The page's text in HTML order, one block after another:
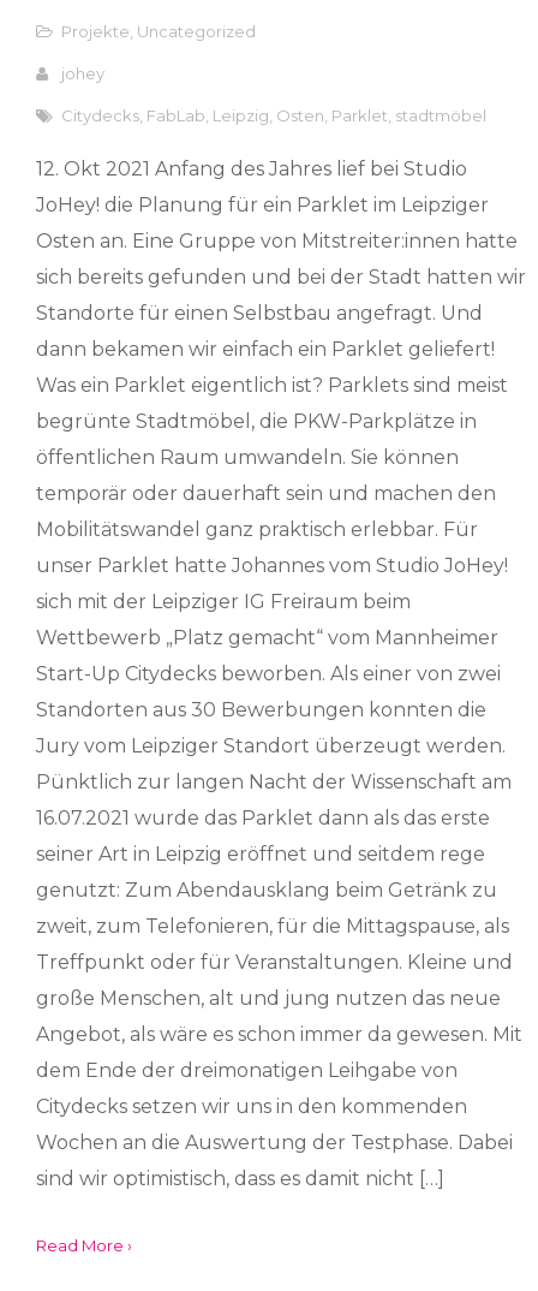
Projekte Uncategorized
johey
Citydecks FabLab Leipzig Osten Parklet stadtmöbel
12. Okt 2021 Anfang des Jahres lief bei Studio
JoHey! die Planung für ein Parklet im Leipziger
Osten an. Eine Gruppe von Mitstreiter:innen hatte
sich bereits gefunden und bei der Stadt hatten wir
Standorte für einen Selbstbau angefragt. Und
dann bekamen wir einfach ein Parklet geliefert!
Was ein Parklet eigentlich ist? Parklets sind meist
begrünte Stadtmöbel, die PKW-Parkplätze in
öffentlichen Raum umwandeln. Sie können
temporär oder dauerhaft sein und machen den
Mobilitätswandel ganz praktisch erlebbar. Für
unser Parklet hatte Johannes vom Studio JoHey!
sich mit der Leipziger IG Freiraum beim
Wettbewerb „Platz gemacht“ vom Mannheimer
Start-Up Citydecks beworben. Als einer von zwei
Standorten aus 30 Bewerbungen konnten die
Jury vom Leipziger Standort überzeugt werden.
Pünktlich zur langen Nacht der Wissenschaft am
16.07.2021 wurde das Parklet dann als das erste
seiner Art in Leipzig eröffnet und seitdem rege
genutzt: Zum Abendausklang beim Getränk zu
zweit, zum Telefonieren, für die Mittagspause, als
Treffpunkt oder für Veranstaltungen. Kleine und
große Menschen, alt und jung nutzen das neue
Angebot, als wäre es schon immer da gewesen. Mit
dem Ende der dreimonatigen Leihgabe von
Citydecks setzen wir uns in den kommenden
Wochen an die Auswertung der Testphase. Dabei
sind wir optimistisch, dass es damit nicht […]
Read More ›